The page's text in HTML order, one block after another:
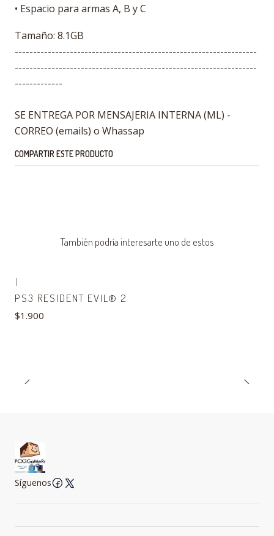
• Espacio para armas A, B y C
Tamaño: 8.1GB
------------------------------------------------------------------
------------------------------------------------------------------
-------------
SE ENTREGA POR MENSAJERIA INTERNA (ML) -
CORREO (emails) o Whassap
COMPARTIR ESTE PRODUCTO
También podría interesarte uno de estos
|
PS3 RESIDENT EVIL® 2
$1.900
Síguenos